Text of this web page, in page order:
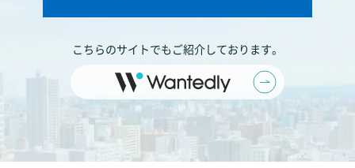
こちらのサイトでもご紹介しております。